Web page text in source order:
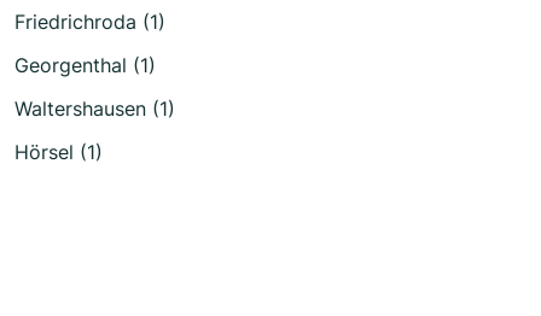
Friedrichroda (1)
Georgenthal (1)
Waltershausen (1)
Hörsel (1)